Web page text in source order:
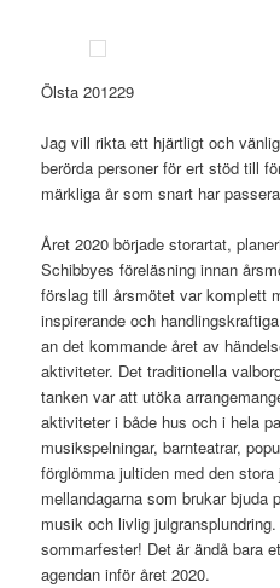
Ölsta 201229
Jag vill rikta ett hjärtligt och
berörda personer för ert stöd till
märkliga år som snart har
Året 2020 började storartat,
Schibbyes föreläsning innan
förslag till årsmötet var komplett
inspirerande och
an det kommande året av
aktiviteter. Det traditionella
tanken var att utöka
aktiviteter i både hus och i hela
musikspelningar, barnteatrar,
förglömma jultiden med den
mellandagarna som brukar bjuda
musik och livlig
sommarfester! Det är ändå bara
agendan inför året 2020.